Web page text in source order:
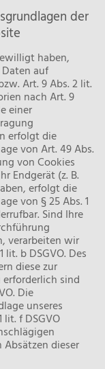
der
haben,
auf
Art. 9 Abs. 2 lit.
nach Art. 9
einer
erfolgt die
von Art. 49 Abs.
von Cookies
Endgerät (z. B.
erfolgt die
von § 25 Abs. 1
Sind Ihre
verarbeiten wir
b DSGVO. Des
diese zur
sind
Die
unseres
f DSGVO
dieser